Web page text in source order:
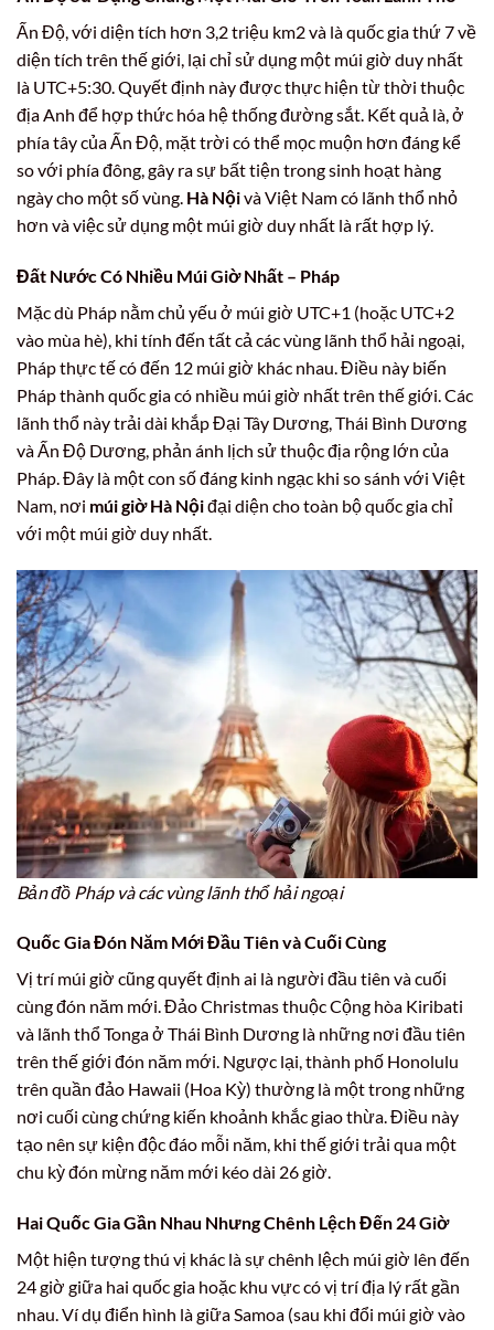
Ấn Độ, với diện tích hơn 3,2 triệu km2 và là quốc gia thứ 7 về
diện tích trên thế giới, lại chỉ sử dụng một múi giờ duy nhất
là UTC+5:30. Quyết định này được thực hiện từ thời thuộc
địa Anh để hợp thức hóa hệ thống đường sắt. Kết quả là, ở
phía tây của Ấn Độ, mặt trời có thể mọc muộn hơn đáng kể
so với phía đông, gây ra sự bất tiện trong sinh hoạt hàng
ngày cho một số vùng. Hà Nộivà Việt Nam có lãnh thổ nhỏ
hơn và việc sử dụng một múi giờ duy nhất là rất hợp lý.
Đất Nước Có Nhiều Múi Giờ Nhất – Pháp
Mặc dù Pháp nằm chủ yếu ở múi giờ UTC+1 (hoặc UTC+2
vào mùa hè), khi tính đến tất cả các vùng lãnh thổ hải ngoại,
Pháp thực tế có đến 12 múi giờ khác nhau. Điều này biến
Pháp thành quốc gia có nhiều múi giờ nhất trên thế giới. Các
lãnh thổ này trải dài khắp Đại Tây Dương, Thái Bình Dương
và Ấn Độ Dương, phản ánh lịch sử thuộc địa rộng lớn của
Pháp. Đây là một con số đáng kinh ngạc khi so sánh với Việt
Nam, nơi múi giờ Hà Nộiđại diện cho toàn bộ quốc gia chỉ
với một múi giờ duy nhất.
Bản đồ Pháp và các vùng lãnh thổ hải ngoại
Quốc Gia Đón Năm Mới Đầu Tiên và Cuối Cùng
Vị trí múi giờ cũng quyết định ai là người đầu tiên và cuối
cùng đón năm mới. Đảo Christmas thuộc Cộng hòa Kiribati
và lãnh thổ Tonga ở Thái Bình Dương là những nơi đầu tiên
trên thế giới đón năm mới. Ngược lại, thành phố Honolulu
trên quần đảo Hawaii (Hoa Kỳ) thường là một trong những
nơi cuối cùng chứng kiến khoảnh khắc giao thừa. Điều này
tạo nên sự kiện độc đáo mỗi năm, khi thế giới trải qua một
chu kỳ đón mừng năm mới kéo dài 26 giờ.
Hai Quốc Gia Gần Nhau Nhưng Chênh Lệch Đến 24 Giờ
Một hiện tượng thú vị khác là sự chênh lệch múi giờ lên đến
24 giờ giữa hai quốc gia hoặc khu vực có vị trí địa lý rất gần
nhau. Ví dụ điển hình là giữa Samoa (sau khi đổi múi giờ vào